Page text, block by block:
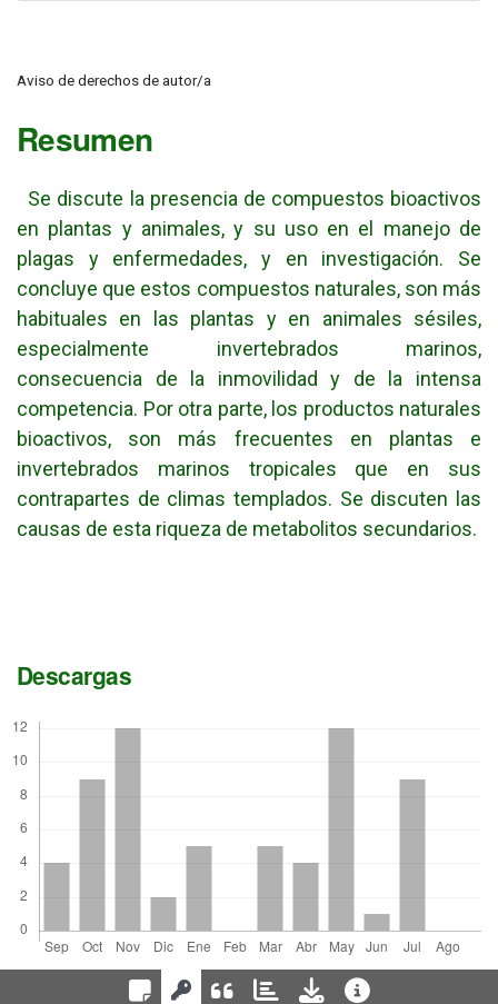
Aviso de derechos de autor/a
Resumen
Se discute la presencia de compuestos bioactivos
en plantas y animales, y su uso en el manejo de
plagas y enfermedades, y en investigación. Se
concluye que estos compuestos naturales, son más
habituales en las plantas y en animales sésiles,
especialmente invertebrados marinos,
consecuencia de la inmovilidad y de la intensa
competencia. Por otra parte, los productos naturales
bioactivos, son más frecuentes en plantas e
invertebrados marinos tropicales que en sus
contrapartes de climas templados. Se discuten las
causas de esta riqueza de metabolitos secundarios.
Descargas